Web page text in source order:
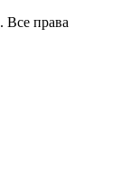
. Все права